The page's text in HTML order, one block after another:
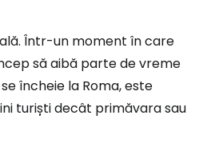
Într-un moment în care
să aibă parte de vreme
încheie la Roma, este
turiști decât primăvara sau